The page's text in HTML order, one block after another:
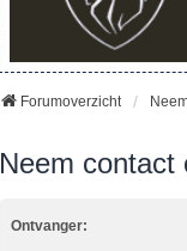
Forumoverzicht
Neem contact
Ontvanger: